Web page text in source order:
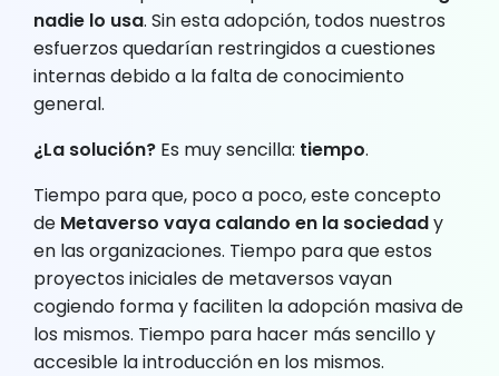
nadie lo usa. Sin esta adopción, todos nuestros
esfuerzos quedarían restringidos a cuestiones
internas debido a la falta de conocimiento
general.
¿La solución? Es muy sencilla: tiempo.
Tiempo para que, poco a poco, este concepto
de Metaverso vaya calando en la sociedady
en las organizaciones. Tiempo para que estos
proyectos iniciales de metaversos vayan
cogiendo forma y faciliten la adopción masiva de
los mismos. Tiempo para hacer más sencillo y
accesible la introducción en los mismos.